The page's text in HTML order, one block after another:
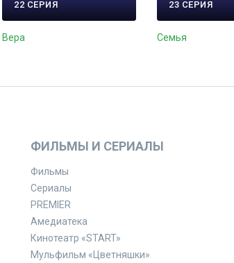
22 СЕРИЯ
Вера
23 СЕРИЯ
Семья
ФИЛЬМЫ И СЕРИАЛЫ
Фильмы
Сериалы
PREMIER
Амедиатека
Кинотеатр «START»
Мульфильм «Цветняшки»